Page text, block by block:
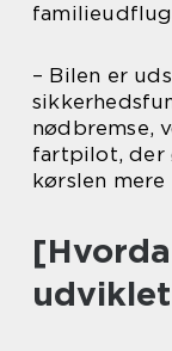
– Bilen er
nødbremse,
fartpilot, der
kørslen